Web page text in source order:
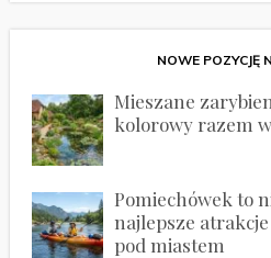
NOWE POZYCJĘ
Mieszane
kolorowy razem
Pomiechówek to
najlepsze
pod miastem